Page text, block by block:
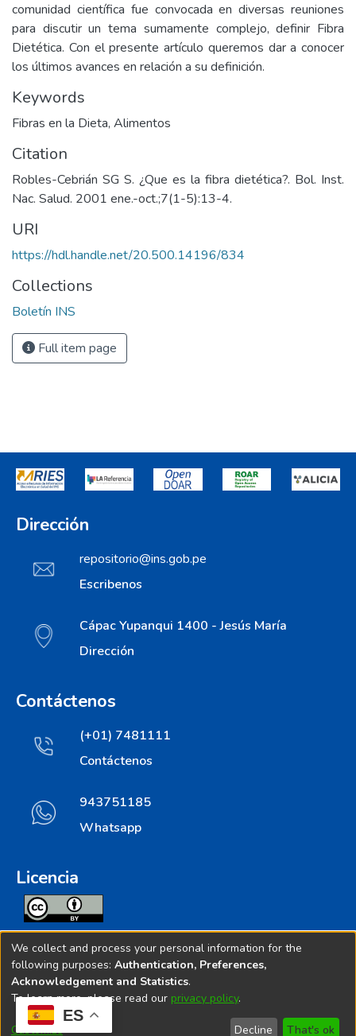
ES
comunidad científica fue convocada en diversas reuniones
para discutir un tema sumamente complejo, definir Fibra
Dietética. Con el presente artículo queremos dar a conocer
los últimos avances en relación a su definición.
Keywords
Fibras en la Dieta, Alimentos
Citation
Robles-Cebrián SG S. ¿Que es la fibra dietética?. Bol. Inst.
Nac. Salud. 2001 ene.-oct.;7(1-5):13-4.
URI
https://hdl.handle.net/20.500.14196/834
Collections
Boletín INS
Full item page
Dirección
repositorio@ins.gob.pe
Escribenos
Cápac Yupanqui 1400 - Jesús María
Dirección
Contáctenos
(+01) 7481111
Contáctenos
943751185
Whatsapp
Licencia
Todos los contenidos de repositorio.ins.gob.pe estan
licenciados bajo
Creative Commoms License
© 2025. Instituto Nacional de Salud - Implementado por
We collect and process your personal information for the
following purposes: Authentication, Preferences,
Acknowledgement and Statistics.
To learn more, please read our privacy policy.
Customize Decline That's ok